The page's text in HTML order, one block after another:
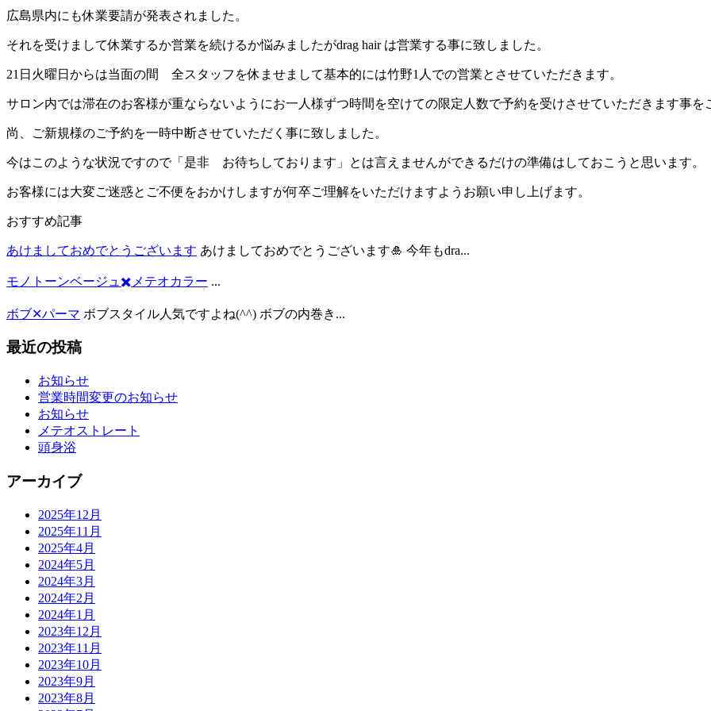
広島県内にも休業要請が発表されました。
それを受けまして休業するか営業を続けるか悩みましたがdrag hair は営業する事に致しました。
21日火曜日からは当面の間 全スタッフを休ませまして基本的には竹野1人での営業とさせていただきます。
サロン内では滞在のお客様が重ならないようにお一人様ずつ時間を空けての限定人数で予約を受けさせていただきます事を
尚、ご新規様のご予約を一時中断させていただく事に致しました。
今はこのような状況ですので「是非 お待ちしております」とは言えませんができるだけの準備はしておこうと思います。
お客様には大変ご迷惑とご不便をおかけしますが何卒ご理解をいただけますようお願い申し上げます。
おすすめ記事
あけましておめでとうございます あけましておめでとうございます🎍 今年もdra...
モノトーンベージュ✖️メテオカラー ...
ボブ✕パーマ ボブスタイル人気ですよね(^^) ボブの内巻き...
最近の投稿
お知らせ
営業時間変更のお知らせ
お知らせ
メテオストレート
頭身浴
アーカイブ
2025年12月
2025年11月
2025年4月
2024年5月
2024年3月
2024年2月
2024年1月
2023年12月
2023年11月
2023年10月
2023年9月
2023年8月